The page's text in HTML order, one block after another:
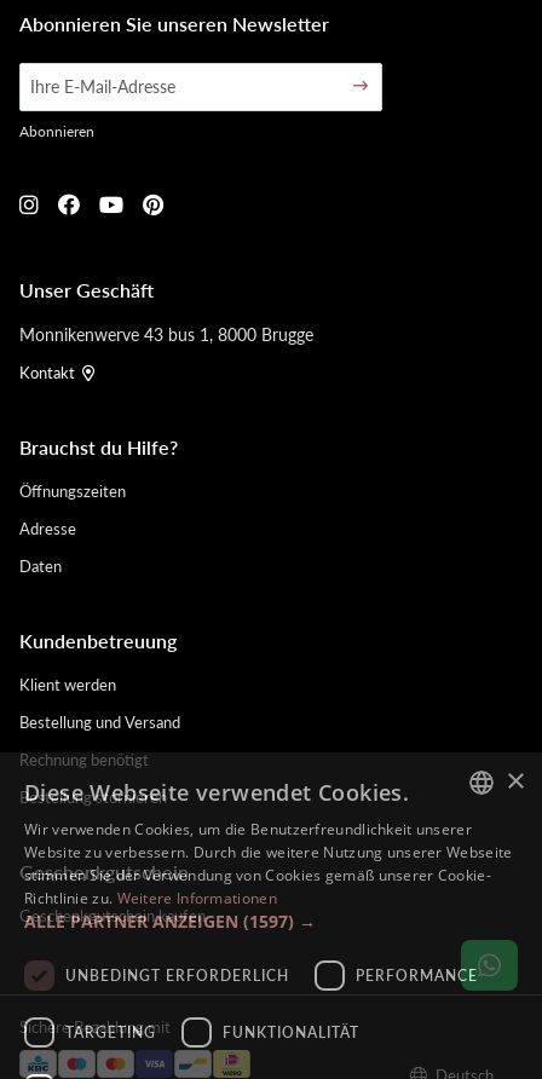
Unser Geschäft
Monnikenwerve 43 bus 1, 8000 Brugge
Kontakt
Brauchst du Hilfe?
Öffnungszeiten
Adresse
Daten
Kundenbetreuung
Klient werden
Bestellung und Versand
Rechnung benötigt
Bestellung stornieren
Geschenkgutschein
Geschenkgutschein kaufen
Abonnieren Sie unseren Newsletter
Abonnieren
Sichere Bezahlung mit
DUTCH
ENGLISH
GERMAN
×
Diese Webseite verwendet Cookies.
Wir verwenden Cookies, um die Benutzerfreundlichkeit unserer
Website zu verbessern. Durch die weitere Nutzung unserer Webseite
stimmen Sie der Verwendung von Cookies gemäß unserer Cookie-
Richtlinie zu. Weitere Informationen
ALLE PARTNER ANZEIGEN (1597) →
UNBEDINGT ERFORDERLICH PERFORMANCE
TARGETING FUNKTIONALITÄT